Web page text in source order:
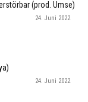
(prod. Umse)
24. Juni 2022
24. Juni 2022